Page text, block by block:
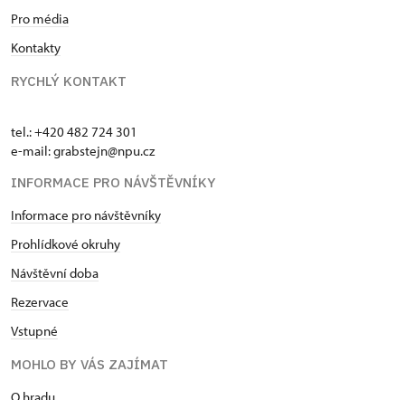
Pro média
Kontakty
RYCHLÝ KONTAKT
tel.: +420 482 724 301
e-mail: grabstejn@npu.cz
INFORMACE PRO NÁVŠTĚVNÍKY
Informace pro návštěvníky
Prohlídkové okruhy
Návštěvní doba
Rezervace
Vstupné
MOHLO BY VÁS ZAJÍMAT